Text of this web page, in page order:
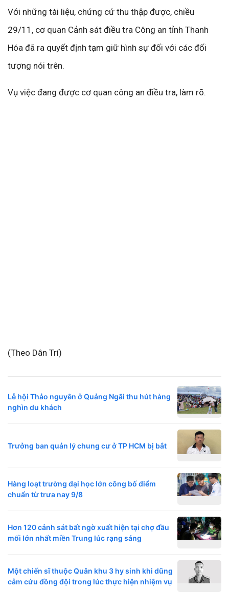
Với những tài liệu, chứng cứ thu thập được, chiều
29/11, cơ quan Cảnh sát điều tra Công an tỉnh Thanh
Hóa đã ra quyết định tạm giữ hình sự đối với các đối
tượng nói trên.
Vụ việc đang được cơ quan công an điều tra, làm rõ.
(Theo Dân Trí)
Lễ hội Thảo nguyên ở Quảng Ngãi thu hút hàng
nghìn du khách
Trưởng ban quản lý chung cư ở TP HCM bị bắt
Hàng loạt trường đại học lớn công bố điểm
chuẩn từ trưa nay 9/8
Hơn 120 cảnh sát bất ngờ xuất hiện tại chợ đầu
mối lớn nhất miền Trung lúc rạng sáng
Một chiến sĩ thuộc Quân khu 3 hy sinh khi dũng
cảm cứu đồng đội trong lúc thực hiện nhiệm vụ